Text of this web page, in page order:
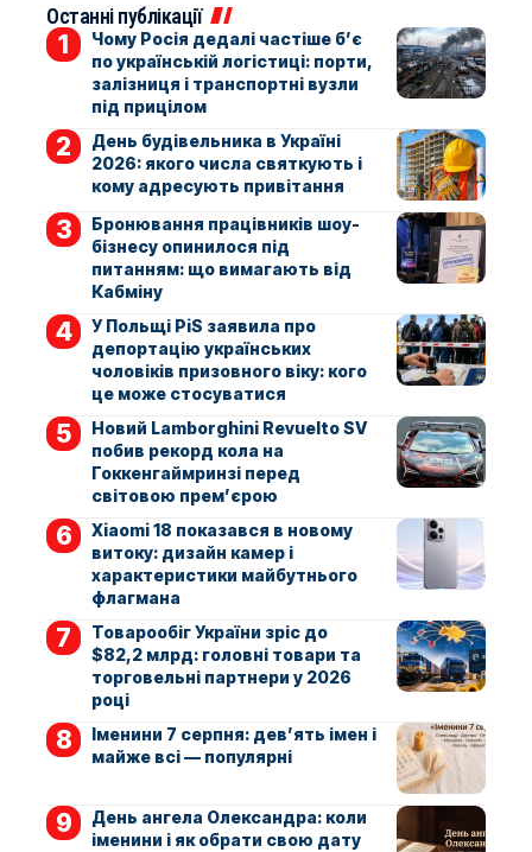
Останні публікації
Чому Росія дедалі частіше б’є
по українській логістиці: порти,
залізниця і транспортні вузли
під прицілом
День будівельника в Україні
2026: якого числа святкують і
кому адресують привітання
Бронювання працівників шоу-
бізнесу опинилося під
питанням: що вимагають від
Кабміну
У Польщі PiS заявила про
депортацію українських
чоловіків призовного віку: кого
це може стосуватися
Новий Lamborghini Revuelto SV
побив рекорд кола на
Гоккенгаймринзі перед
світовою прем’єрою
Xiaomi 18 показався в новому
витоку: дизайн камер і
характеристики майбутнього
флагмана
Товарообіг України зріс до
$82,2 млрд: головні товари та
торговельні партнери у 2026
році
Іменини 7 серпня: дев’ять імен і
майже всі — популярні
День ангела Олександра: коли
іменини і як обрати свою дату